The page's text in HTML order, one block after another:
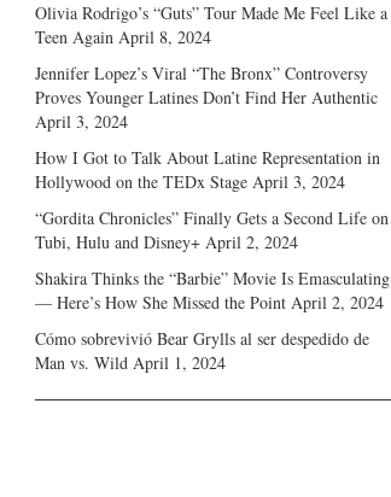
Olivia Rodrigo’s “Guts” Tour Made Me Feel Like a
Teen Again April 8, 2024
Jennifer Lopez’s Viral “The Bronx” Controversy
Proves Younger Latines Don’t Find Her Authentic
April 3, 2024
How I Got to Talk About Latine Representation in
Hollywood on the TEDx Stage April 3, 2024
“Gordita Chronicles” Finally Gets a Second Life on
Tubi, Hulu and Disney+ April 2, 2024
Shakira Thinks the “Barbie” Movie Is Emasculating
— Here’s How She Missed the Point April 2, 2024
Cómo sobrevivió Bear Grylls al ser despedido de
Man vs. Wild April 1, 2024